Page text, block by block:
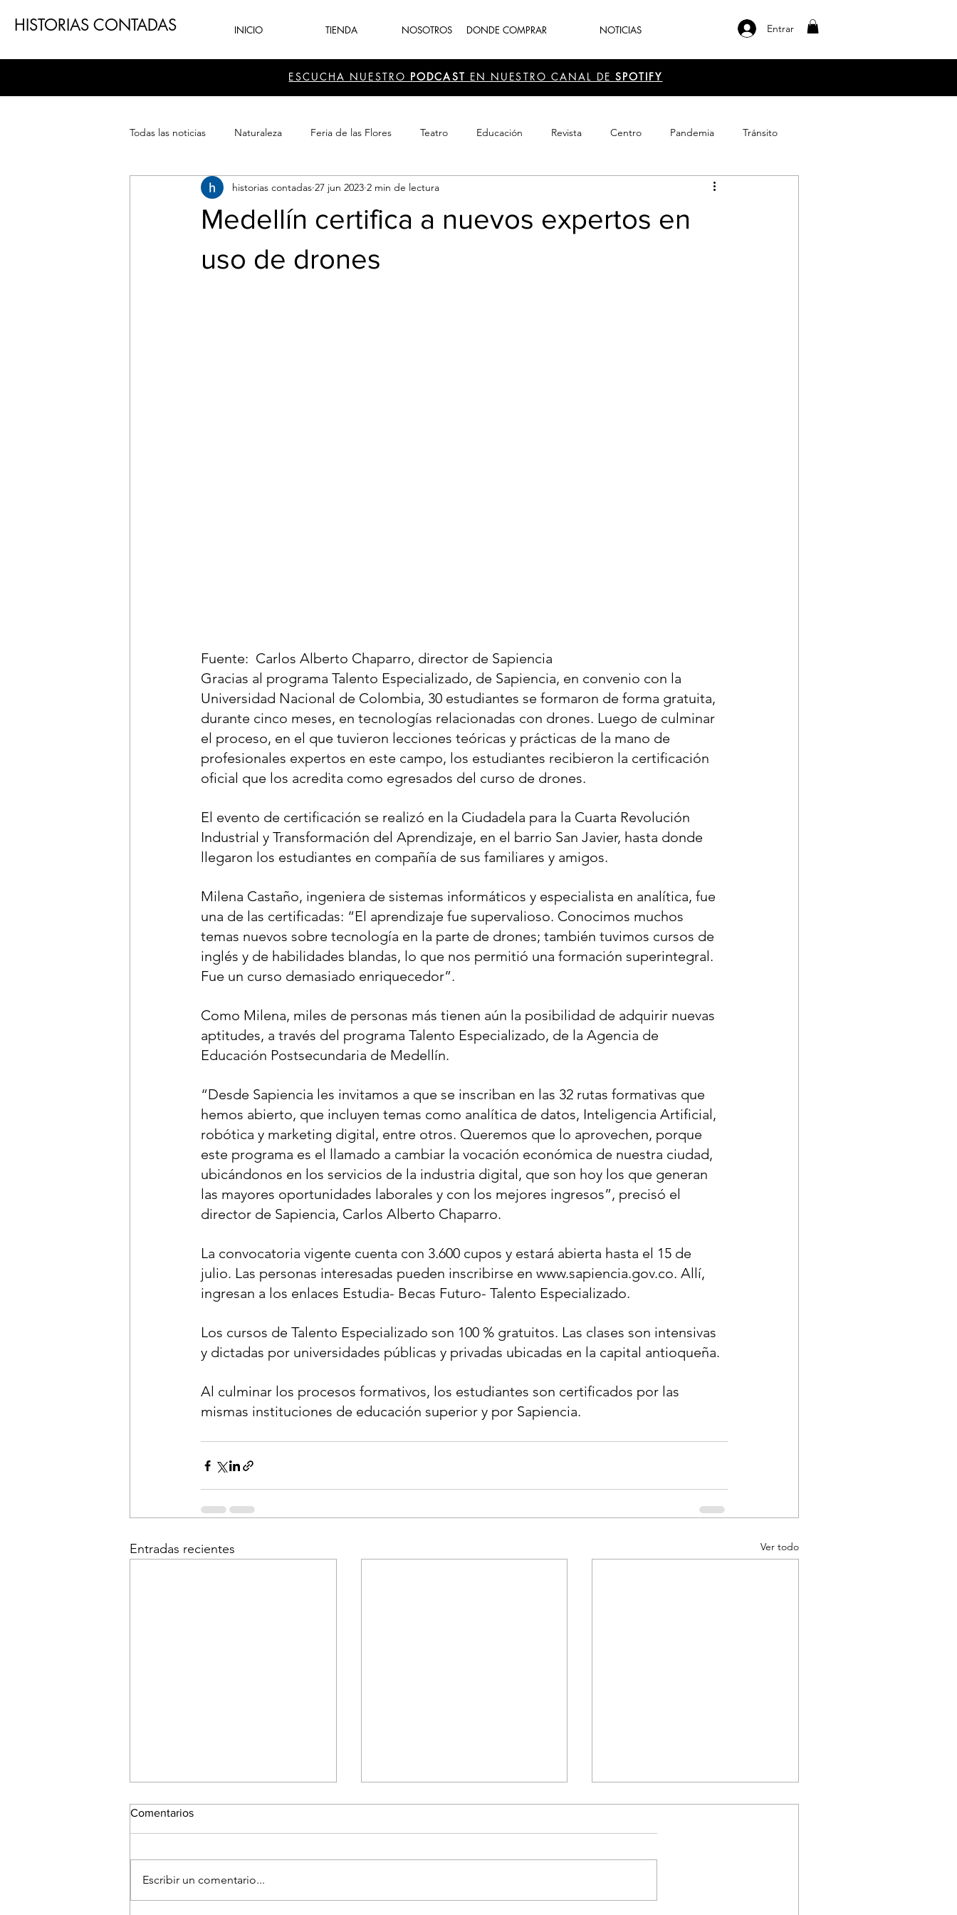
HISTORIAS CONTADAS INICIO TIENDA NOSOTROS DONDE COMPRAR NOTICIAS Entrar
ESCUCHA NUESTRO PODCAST EN NUESTRO CANAL DE SPOTIFY
Todas las noticias Naturaleza Feria de las Flores Teatro Educación Revista Centro Pandemia Tránsito
Patrimonio Sector Cultura Recreación Emprendimiento
Medellín certifica a nuevos expertos en
uso de drones
historias contadas 27 jun 2023 2 min de lectura
Fuente:  Carlos Alberto Chaparro, director de Sapiencia
Gracias al programa Talento Especializado, de Sapiencia, en convenio con la
Universidad Nacional de Colombia, 30 estudiantes se formaron de forma gratuita,
durante cinco meses, en tecnologías relacionadas con drones. Luego de culminar
el proceso, en el que tuvieron lecciones teóricas y prácticas de la mano de
profesionales expertos en este campo, los estudiantes recibieron la certificación
oficial que los acredita como egresados del curso de drones.
El evento de certificación se realizó en la Ciudadela para la Cuarta Revolución
Industrial y Transformación del Aprendizaje, en el barrio San Javier, hasta donde
llegaron los estudiantes en compañía de sus familiares y amigos.
Milena Castaño, ingeniera de sistemas informáticos y especialista en analítica, fue
una de las certificadas: “El aprendizaje fue supervalioso. Conocimos muchos
temas nuevos sobre tecnología en la parte de drones; también tuvimos cursos de
inglés y de habilidades blandas, lo que nos permitió una formación superintegral.
Fue un curso demasiado enriquecedor”.
Como Milena, miles de personas más tienen aún la posibilidad de adquirir nuevas
aptitudes, a través del programa Talento Especializado, de la Agencia de
Educación Postsecundaria de Medellín.
“Desde Sapiencia les invitamos a que se inscriban en las 32 rutas formativas que
hemos abierto, que incluyen temas como analítica de datos, Inteligencia Artificial,
robótica y marketing digital, entre otros. Queremos que lo aprovechen, porque
este programa es el llamado a cambiar la vocación económica de nuestra ciudad,
ubicándonos en los servicios de la industria digital, que son hoy los que generan
las mayores oportunidades laborales y con los mejores ingresos”, precisó el
director de Sapiencia, Carlos Alberto Chaparro.
La convocatoria vigente cuenta con 3.600 cupos y estará abierta hasta el 15 de
julio. Las personas interesadas pueden inscribirse en www.sapiencia.gov.co. Allí,
ingresan a los enlaces Estudia- Becas Futuro- Talento Especializado.
Los cursos de Talento Especializado son 100 % gratuitos. Las clases son intensivas
y dictadas por universidades públicas y privadas ubicadas en la capital antioqueña.
Al culminar los procesos formativos, los estudiantes son certificados por las
mismas instituciones de educación superior y por Sapiencia.
Entradas recientes Ver todo
Comentarios
Escribir un comentario...